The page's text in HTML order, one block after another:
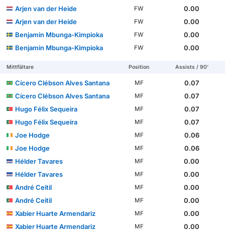
Arjen van der Heide
FW
0.00
Arjen van der Heide
FW
0.00
Benjamin Mbunga-Kimpioka
FW
0.00
Benjamin Mbunga-Kimpioka
FW 0.00
Mittfältare Position Assists / 90'
Cícero Clébson Alves Santana MF
0.07
Cícero Clébson Alves Santana
MF
0.07
Hugo Félix Sequeira
MF
0.07
Hugo Félix Sequeira
MF
0.07
Joe Hodge
MF
0.06
Joe Hodge
MF
0.06
Hélder Tavares
MF
0.00
Hélder Tavares
MF
0.00
André Ceitil
MF
0.00
André Ceitil
MF
0.00
Xabier Huarte Armendariz
MF
0.00
Xabier Huarte Armendariz
MF
0.00